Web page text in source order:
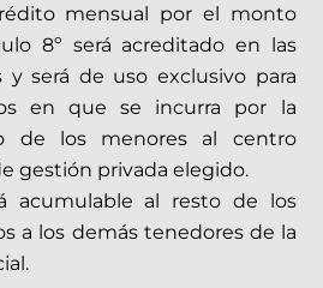
mensual por el monto
8º será acreditado en las
y será de uso exclusivo para
en que se incurra por la
de los menores al centro
gestión privada elegido.
acumulable al resto de los
a los demás tenedores de la